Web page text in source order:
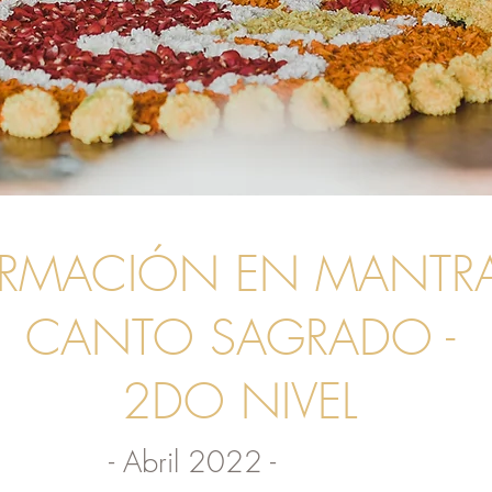
EN
CANTO SAGRADO -
2DO NIVEL
- Abril 2022 -